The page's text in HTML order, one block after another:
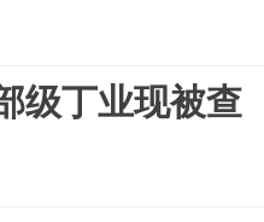
级丁业现被查